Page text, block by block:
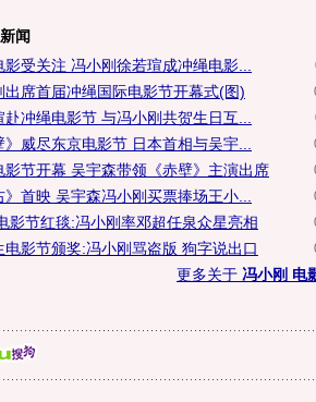
闻
影受关注 冯小刚徐若瑄成冲绳电影...
出席首届冲绳国际电影节开幕式(图)
赴冲绳电影节 与冯小刚共贺生日互...
》威尽东京电影节 日本首相与吴宇...
影节开幕 吴宇森带领《赤壁》主演出席
》首映 吴宇森冯小刚买票捧场王小...
影节红毯:冯小刚率邓超任泉众星亮相
电影节颁奖:冯小刚骂盗版 狗字说出口
更多关于 冯小刚 电